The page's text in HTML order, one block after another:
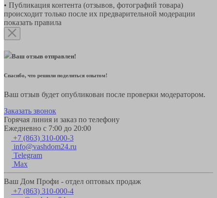
• Публикация контента (отзывов, фотографий товара)
происходит только после их предварительной модерации
показать правила
Ваш отзыв отправлен!
Спасибо, что решили поделиться опытом!
Ваш отзыв будет опубликован после проверки модератором.
Заказать звонок
Горячая линия и заказ по телефону
Ежедневно с 7:00 до 20:00
+7 (863) 310-000-3
info@vashdom24.ru
Telegram
Max
Ваш Дом Профи - отдел оптовых продаж
+7 (863) 310-000-4